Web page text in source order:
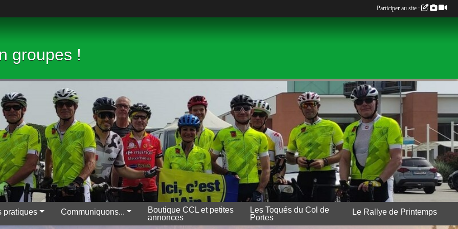
groupes !
pratiques Communiquons...
Boutique CCL et petites
annonces
Les Toqués du Col de
Portes
Le Rallye de Printemps
Participer au site :